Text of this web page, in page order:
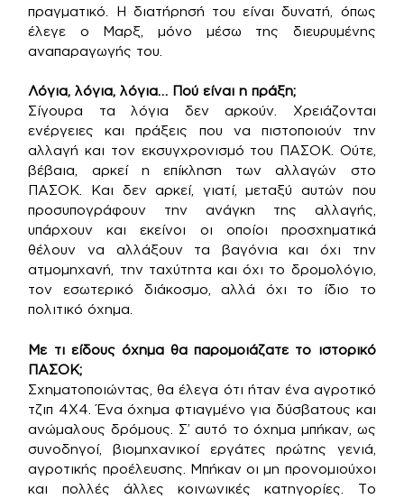
πραγματικό. Η διατήρησή του είναι δυνατή, όπως
έλεγε ο Μαρξ, μόνο μέσω της διευρυμένης
αναπαραγωγής του.
Λόγια, λόγια, λόγια… Πού είναι η πράξη;
Σίγουρα τα λόγια δεν αρκούν. Χρειάζονται
ενέργειες και πράξεις που να πιστοποιούν την
αλλαγή και τον εκσυγχρονισμό του ΠΑΣΟΚ. Ούτε,
βέβαια, αρκεί η επίκληση των αλλαγών στο
ΠΑΣΟΚ. Και δεν αρκεί, γιατί, μεταξύ αυτών που
προσυπογράφουν την ανάγκη της αλλαγής,
υπάρχουν και εκείνοι οι οποίοι προσχηματικά
θέλουν να αλλάξουν τα βαγόνια και όχι την
ατμομηχανή, την ταχύτητα και όχι το δρομολόγιο,
τον εσωτερικό διάκοσμο, αλλά όχι το ίδιο το
πολιτικό όχημα.
Με τι είδους όχημα θα παρομοιάζατε το ιστορικό
ΠΑΣΟΚ;
Σχηματοποιώντας, θα έλεγα ότι ήταν ένα αγροτικό
τζιπ 4Χ4. Ένα όχημα φτιαγμένο για δύσβατους και
ανώμαλους δρόμους. Σ’ αυτό το όχημα μπήκαν, ως
συνοδηγοί, βιομηχανικοί εργάτες πρώτης γενιά,
αγροτικής προέλευσης. Μπήκαν οι μη προνομιούχοι
και πολλές άλλες κοινωνικές κατηγορίες. Το